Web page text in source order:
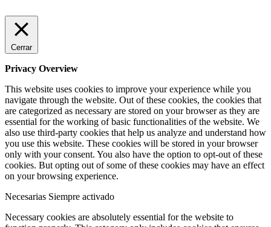
Cerrar
Privacy Overview
This website uses cookies to improve your experience while you
navigate through the website. Out of these cookies, the cookies that
are categorized as necessary are stored on your browser as they are
essential for the working of basic functionalities of the website. We
also use third-party cookies that help us analyze and understand how
you use this website. These cookies will be stored in your browser
only with your consent. You also have the option to opt-out of these
cookies. But opting out of some of these cookies may have an effect
on your browsing experience.
Necesarias Siempre activado
Necessary cookies are absolutely essential for the website to